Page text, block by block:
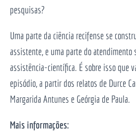
pesquisas?
Uma parte da ciência recifense se
assistente, e uma parte do atendimento
assistência-científica. É sobre isso que
episódio, a partir dos relatos de Durce
Margarida Antunes e Geórgia de Paula.
Mais informações: